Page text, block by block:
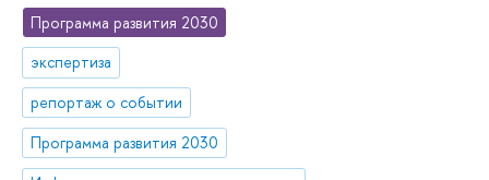
Программа развития 2030
экспертиза
репортаж о событии
Программа развития 2030